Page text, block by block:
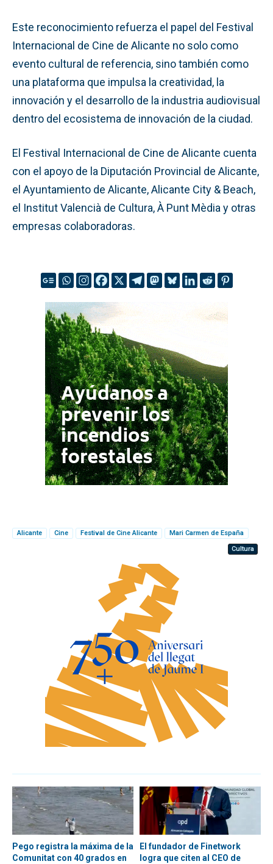
Este reconocimiento refuerza el papel del Festival
Internacional de Cine de Alicante no solo como
evento cultural de referencia, sino también como
una plataforma que impulsa la creatividad, la
innovación y el desarrollo de la industria audiovisual
dentro del ecosistema de innovación de la ciudad.
El Festival Internacional de Cine de Alicante cuenta
con el apoyo de la Diputación Provincial de Alicante,
el Ayuntamiento de Alicante, Alicante City & Beach,
el Institut Valencià de Cultura, À Punt Mèdia y otras
empresas colaboradoras.
Alicante Cine Festival de Cine Alicante
Mari Carmen de España
Cultura
Pego registra la máxima de la
Comunitat con 40 grados en
El fundador de Finetwork
logra que citen al CEO de